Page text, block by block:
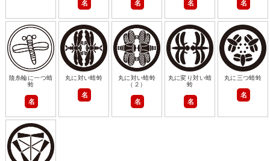
名 名 名 名
陰糸輪に一つ蜻
蛉
名
丸に対い蜻蛉
名
丸に対い蜻蛉
（２）
名
丸に変り対い蜻
蛉
名
丸に三つ蜻蛉
名